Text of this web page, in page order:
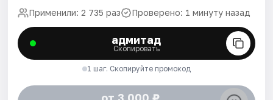
Применили: 2 735 раз Проверено: 1 минуту назад
адмитад
Скопировать
1 шаг. Скопируйте промокод